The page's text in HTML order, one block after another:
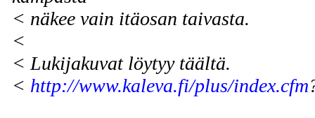
< näkee vain itäosan taivasta.
<
< Lukijakuvat löytyy täältä.
< http://www.kaleva.fi/plus/index.cfm